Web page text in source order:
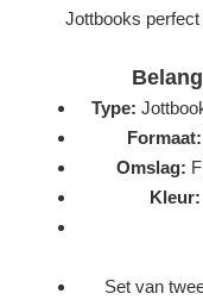
Jottbooks
Type:
Formaat:
Omslag:
Kleur:
Set van